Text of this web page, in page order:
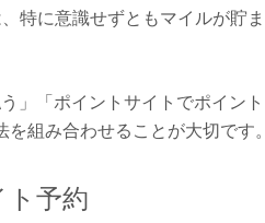
特に意識せずともマイルが貯ま
」「ポイントサイトでポイント
組み合わせることが大切です。
ト予約